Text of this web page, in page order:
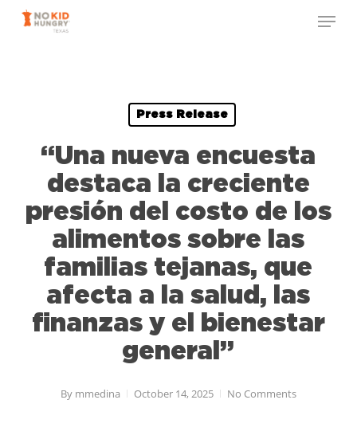
Skip
Menu
Press Release
“Una nueva encuesta
destaca la creciente
presión del costo de los
alimentos sobre las
familias tejanas, que
afecta a la salud, las
finanzas y el bienestar
general”
By mmedina October 14, 2025 No Comments